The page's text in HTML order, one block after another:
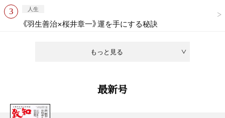
もっと見る
人生
《羽生善治×桜井章一》運を手にする秘訣
最新号